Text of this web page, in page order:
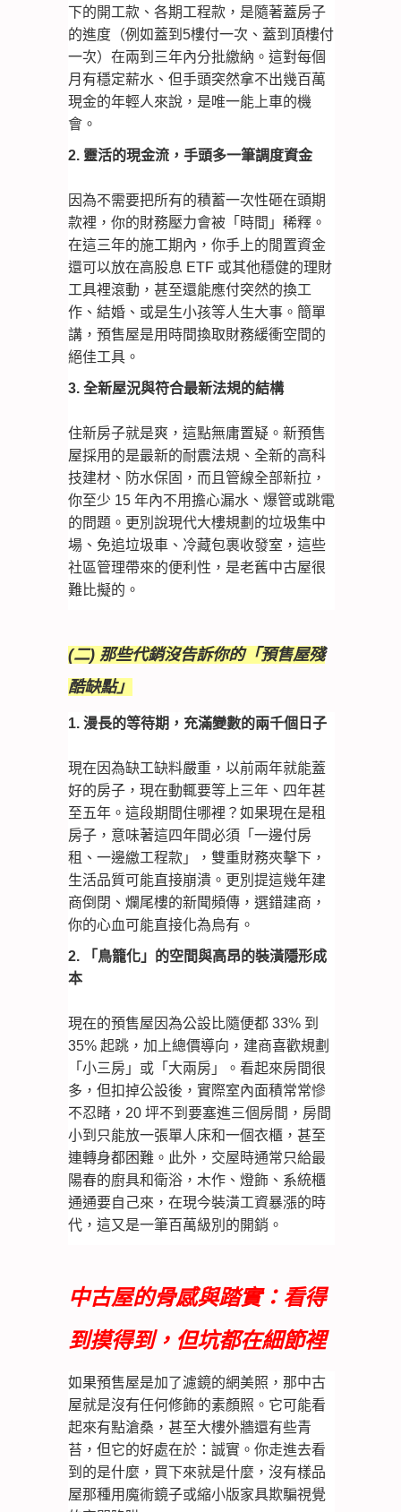
下的開工款、各期工程款，是隨著蓋房子
的進度（例如蓋到5樓付一次、蓋到頂樓付
一次）在兩到三年內分批繳納。這對每個
月有穩定薪水、但手頭突然拿不出幾百萬
現金的年輕人來說，是唯一能上車的機
會。
2. 靈活的現金流，手頭多一筆調度資金
因為不需要把所有的積蓄一次性砸在頭期
款裡，你的財務壓力會被「時間」稀釋。
在這三年的施工期內，你手上的閒置資金
還可以放在高股息 ETF 或其他穩健的理財
工具裡滾動，甚至還能應付突然的換工
作、結婚、或是生小孩等人生大事。簡單
講，預售屋是用時間換取財務緩衝空間的
絕佳工具。
3. 全新屋況與符合最新法規的結構
住新房子就是爽，這點無庸置疑。新預售
屋採用的是最新的耐震法規、全新的高科
技建材、防水保固，而且管線全部新拉，
你至少 15 年內不用擔心漏水、爆管或跳電
的問題。更別說現代大樓規劃的垃圾集中
場、免追垃圾車、冷藏包裹收發室，這些
社區管理帶來的便利性，是老舊中古屋很
難比擬的。
(二) 那些代銷沒告訴你的「預售屋殘
酷缺點」
1. 漫長的等待期，充滿變數的兩千個日子
現在因為缺工缺料嚴重，以前兩年就能蓋
好的房子，現在動輒要等上三年、四年甚
至五年。這段期間住哪裡？如果現在是租
房子，意味著這四年間必須「一邊付房
租、一邊繳工程款」，雙重財務夾擊下，
生活品質可能直接崩潰。更別提這幾年建
商倒閉、爛尾樓的新聞頻傳，選錯建商，
你的心血可能直接化為烏有。
2. 「鳥籠化」的空間與高昂的裝潢隱形成
本
現在的預售屋因為公設比隨便都 33% 到
35% 起跳，加上總價導向，建商喜歡規劃
「小三房」或「大兩房」。看起來房間很
多，但扣掉公設後，實際室內面積常常慘
不忍睹，20 坪不到要塞進三個房間，房間
小到只能放一張單人床和一個衣櫃，甚至
連轉身都困難。此外，交屋時通常只給最
陽春的廚具和衛浴，木作、燈飾、系統櫃
通通要自己來，在現今裝潢工資暴漲的時
代，這又是一筆百萬級別的開銷。
中古屋的骨感與踏實：看得
到摸得到，但坑都在細節裡
如果預售屋是加了濾鏡的網美照，那中古
屋就是沒有任何修飾的素顏照。它可能看
起來有點滄桑，甚至大樓外牆還有些青
苔，但它的好處在於： 誠實 。你走進去看
到的是什麼，買下來就是什麼，沒有樣品
屋那種用魔術鏡子或縮小版家具欺騙視覺